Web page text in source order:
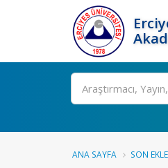
Ara
ANA SAYFA SON